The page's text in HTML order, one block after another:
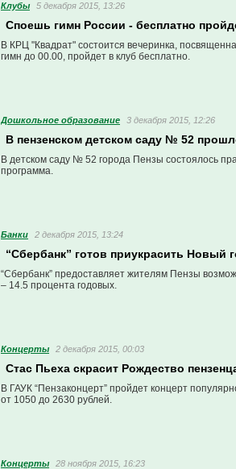
Клубы 5 декабря 2015, 13:26
Споешь гимн России - бесплатно
В КРЦ "Квадрат" состоится вечеринка,
гимн до 00.00, пройдет в клуб бесплатно.
Дошкольное образование 3 декабря 2015, 12:26
В пензенском детском саду № 52
В детском саду № 52 города Пензы состоялось
программа.
Банки 2 декабря 2015, 13:24
“Сбербанк” готов приукрасить Новый
“Сбербанк” предоставляет жителям Пензы
– 14.5 процента годовых.
Концерты 2 декабря 2015, 00:03
Стас Пьеха скрасит Рождество
В ГАУК “Пензаконцерт” пройдет концерт
от 1050 до 2630 рублей.
Концерты 28 ноября 2015, 16:23